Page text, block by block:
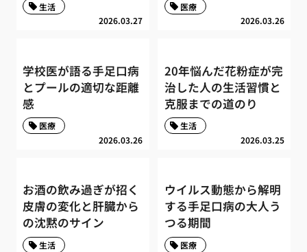
2026.03.27
生活
2026.03.26
医療
学校医が語る手足口病
とプールの適切な距離
感
2026.03.26
医療
20年悩んだ花粉症が完
治した人の生活習慣と
克服までの道のり
2026.03.25
生活
お酒の飲み過ぎが招く
皮膚の変化と肝臓から
の沈黙のサイン
生活
ウイルス動態から解明
する手足口病の大人う
つる期間
医療